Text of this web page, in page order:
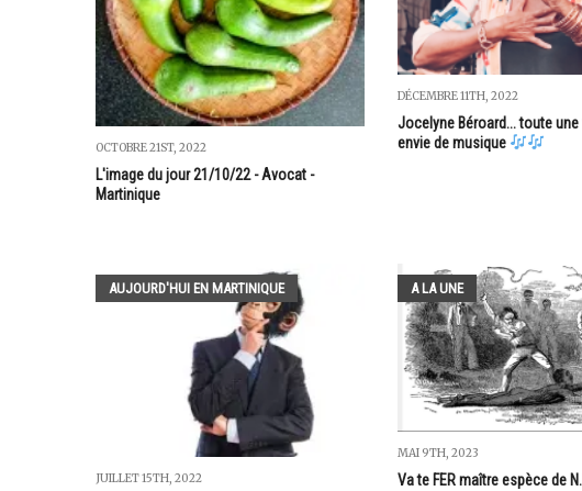
OCTOBRE 21ST, 2022
L'image du jour 21/10/22 - Avocat -
Martinique
DÉCEMBRE 11TH, 2022
Jocelyne Béroard... toute
envie de musique
AUJOURD'HUI EN MARTINIQUE
JUILLET 15TH, 2022
A LA UNE
MAI 9TH, 2023
Va te FER maître espèce de